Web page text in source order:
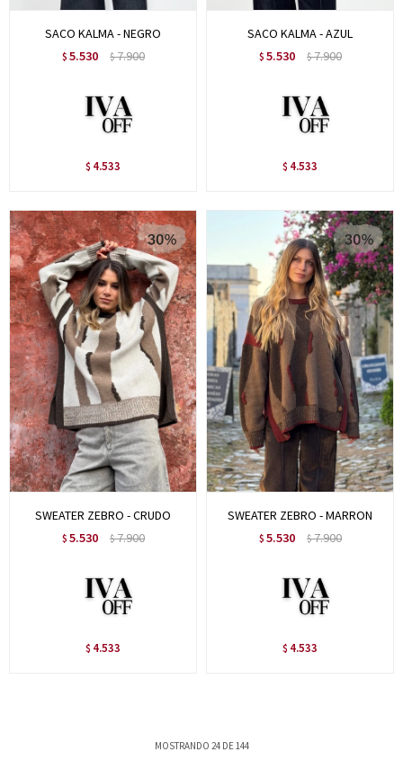
SACO KALMA - NEGRO
$ 5.530 $7.900
$ 4.533
SACO KALMA - AZUL
$ 5.530 $7.900
$ 4.533
SWEATER ZEBRO - CRUDO
$ 5.530 $7.900
$ 4.533
SWEATER ZEBRO - MARRON
$ 5.530 $7.900
$ 4.533
MOSTRANDO 24DE144